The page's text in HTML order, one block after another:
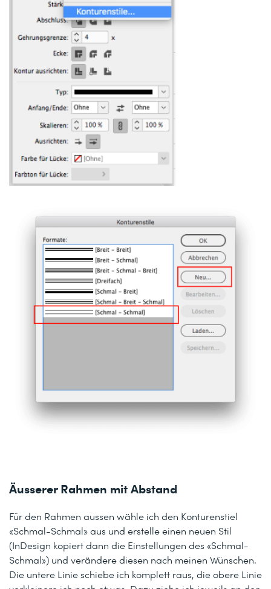
Äusserer Rahmen mit Abstand
Für den Rahmen aussen wähle ich den Konturenstiel
«Schmal-Schmal» aus und erstelle einen neuen Stil
(InDesign kopiert dann die Einstellungen des «Schmal-
Schmal») und verändere diesen nach meinen Wünschen.
Die untere Linie schiebe ich komplett raus, die obere Linie